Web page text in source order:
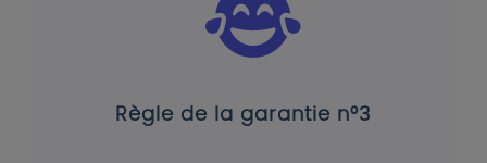
Règle de la garantie n°3